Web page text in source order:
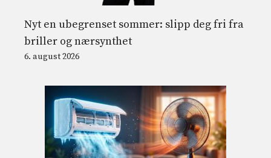
Nyt en ubegrenset sommer: slipp deg fri fra
briller og nærsynthet
6. august 2026